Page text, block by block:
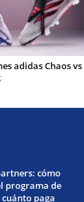
adidas Chaos vs
cómo
programa de
paga